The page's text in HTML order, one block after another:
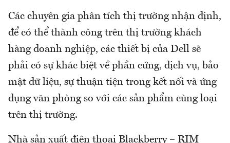
Các chuyên gia phân tích thị trường nhận định,
để có thể thành công trên thị trường khách
hàng doanh nghiệp, các thiết bị của Dell sẽ
phải có sự khác biệt về phần cứng, dịch vụ, bảo
mật dữ liệu, sự thuận tiện trong kết nối và ứng
dụng văn phòng so với các sản phẩm cùng loại
trên thị trường.
Nhà sản xuất điện thoại Blackberry – RIM